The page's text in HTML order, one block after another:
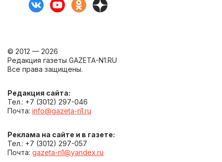
© 2012 — 2026
Редакция газеты GAZETA-N1.RU
Все права защищены.
Редакция сайта:
Тел.: +7 (3012) 297-046
Почта: info@gazeta-n1.ru
Реклама на сайте и в газете:
Тел.: +7 (3012) 297-057
Почта: gazeta-n1@yandex.ru